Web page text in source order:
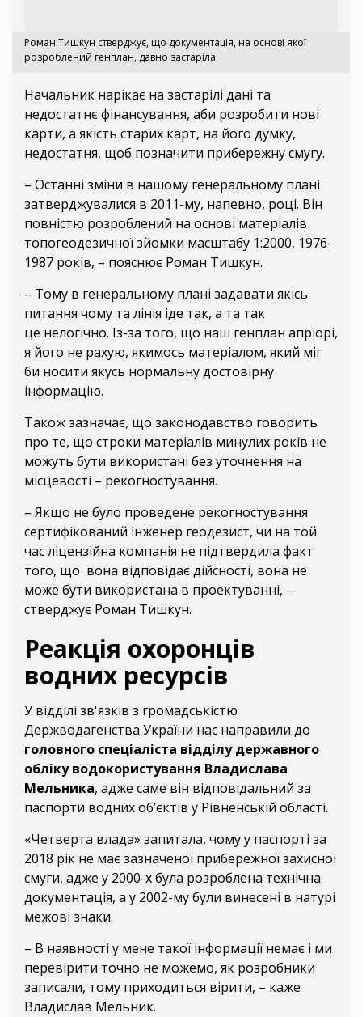
Роман Тишкун стверджує, що документація, на основі якої
розроблений генплан, давно застаріла
Начальник нарікає на застарілі дані та
недостатнє фінансування, аби розробити нові
карти, а якість старих карт, на його думку,
недостатня, щоб позначити прибережну смугу.
– Останні зміни в нашому генеральному плані
затверджувалися в 2011-му, напевно, році. Він
повністю розроблений на основі матеріалів
топогеодезичної зйомки масштабу 1:2000, 1976-
1987 років, – пояснює Роман Тишкун.
– Тому в генеральному плані задавати якісь
питання чому та лінія іде так, а та так
це нелогічно. Із-за того, що наш генплан апріорі,
я його не рахую, якимось матеріалом, який міг
би носити якусь нормальну достовірну
інформацію.
Також зазначає, що законодавство говорить
про те, що строки матеріалів минулих років не
можуть бути використані без уточнення на
місцевості – рекогностування.
– Якщо не було проведене рекогностування
сертифікований інженер геодезист, чи на той
час ліцензійна компанія не підтвердила факт
того, що вона відповідає дійсності, вона не
може бути використана в проектуванні, –
стверджує Роман Тишкун.
Реакція охоронців
водних ресурсів
У відділі зв'язків з громадськістю
Держводагенства України нас направили до
головного спеціаліста вiддiлу державного
обліку водокористування Владислава
Мельника, адже саме він відповідальний за
паспорти водних об’єктів у Рівненській області.
«Четверта влада» запитала, чому у паспорті за
2018 рік не має зазначеної прибережної захисної
смуги, адже у 2000-х була розроблена технічна
документація, а у 2002-му були винесені в натурі
межові знаки.
– В наявності у мене такої інформації немає і ми
перевірити точно не можемо, як розробники
записали, тому приходиться вірити, – каже
Владислав Мельник.